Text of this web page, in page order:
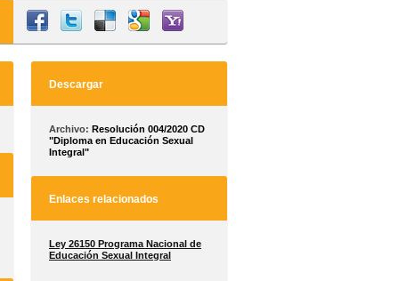
Descargar
Archivo: Resolución 004/2020 CD
"Diploma en Educación Sexual
Integral"
Enlaces relacionados
Ley 26150 Programa Nacional de
Educación Sexual Integral